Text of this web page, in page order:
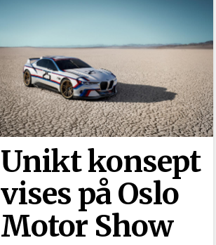
Unikt konsept
vises på Oslo
Motor Show